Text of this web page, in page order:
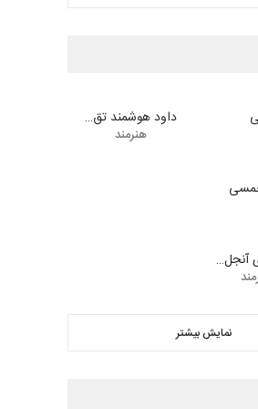
داود هوشمند تق…
هنرمند
آنجل…
نمایش بیشتر